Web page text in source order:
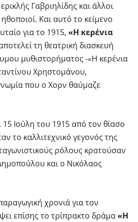
Γαβριηλίδης και άλλοι
Και αυτό το κείμενο
για το 1915, «Η κερένια
τη θεατρική διασκευή
μυθιστορήματος -«Η κερένια
Χρηστομάνου,
που ο Χορν θαύμαζε
15 Ιούλη του 1915 από τον θίασο
το καλλιτεχνικό γεγονός της
ρόλους κρατούσαν
και ο Νικόλαος
χρονιά για τον
επίσης το τρίπρακτο δράμα«Η